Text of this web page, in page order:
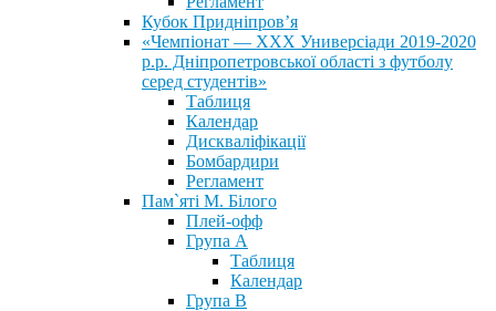
Кубок Придніпров’я
«Чемпіонат — ХХХ Универсіади 2019-2020
р.р. Дніпропетровської області з футболу
серед студентів»
Таблиця
Календар
Дискваліфікації
Бомбардири
Регламент
Пам`яті М. Білого
Плей-офф
Група А
Таблиця
Календар
Група В